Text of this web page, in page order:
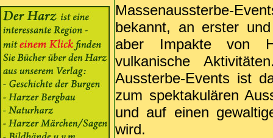
Massenaussterbe-
bekannt, an erster
aber Impakte von
vulkanische
Aussterbe-Events ist
zum spektakulären
und auf einen
wird.